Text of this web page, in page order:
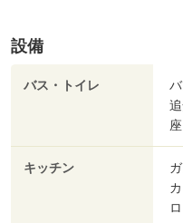
設備
バス・トイレ
座
キッチン
ロ